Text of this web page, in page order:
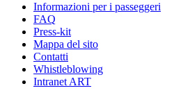
Informazioni per i passeggeri
FAQ
Press-kit
Mappa del sito
Contatti
Whistleblowing
Intranet ART